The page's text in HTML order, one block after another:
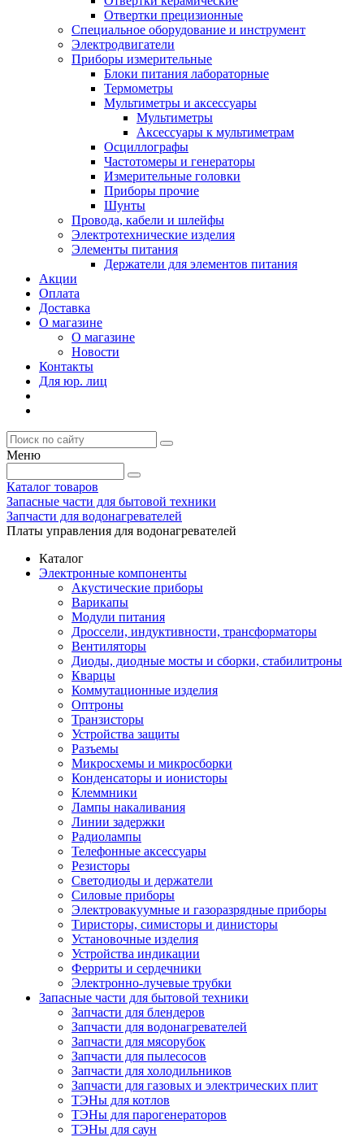
Отвертки прецизионные
Специальное оборудование и инструмент
Электродвигатели
Приборы измерительные
Блоки питания лабораторные
Термометры
Мультиметры и аксессуары
Мультиметры
Аксессуары к мультиметрам
Осциллографы
Частотомеры и генераторы
Измерительные головки
Приборы прочие
Шунты
Провода, кабели и шлейфы
Электротехнические изделия
Элементы питания
Держатели для элементов питания
Акции
Оплата
Доставка
О магазине
О магазине
Новости
Контакты
Для юр. лиц
Меню
Каталог товаров
Запасные части для бытовой техники
Запчасти для водонагревателей
Платы управления для водонагревателей
Каталог
Электронные компоненты
Акустические приборы
Варикапы
Модули питания
Дроссели, индуктивности, трансформаторы
Вентиляторы
Диоды, диодные мосты и сборки, стабилитроны
Кварцы
Коммутационные изделия
Оптроны
Транзисторы
Устройства защиты
Разъемы
Микросхемы и микросборки
Конденсаторы и ионисторы
Клеммники
Лампы накаливания
Линии задержки
Радиолампы
Телефонные аксессуары
Резисторы
Светодиоды и держатели
Силовые приборы
Электровакуумные и газоразрядные приборы
Тиристоры, симисторы и динисторы
Установочные изделия
Устройства индикации
Ферриты и сердечники
Электронно-лучевые трубки
Запасные части для бытовой техники
Запчасти для блендеров
Запчасти для водонагревателей
Запчасти для мясорубок
Запчасти для пылесосов
Запчасти для холодильников
Запчасти для газовых и электрических плит
ТЭНы для котлов
ТЭНы для парогенераторов
ТЭНы для саун